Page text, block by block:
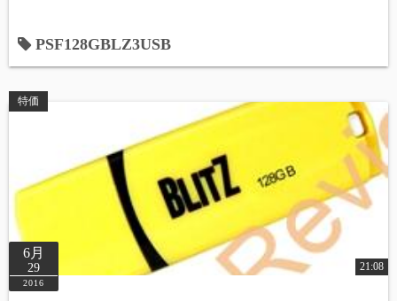
PSF128GBLZ3USB
特価
6月
29
2016
21:08